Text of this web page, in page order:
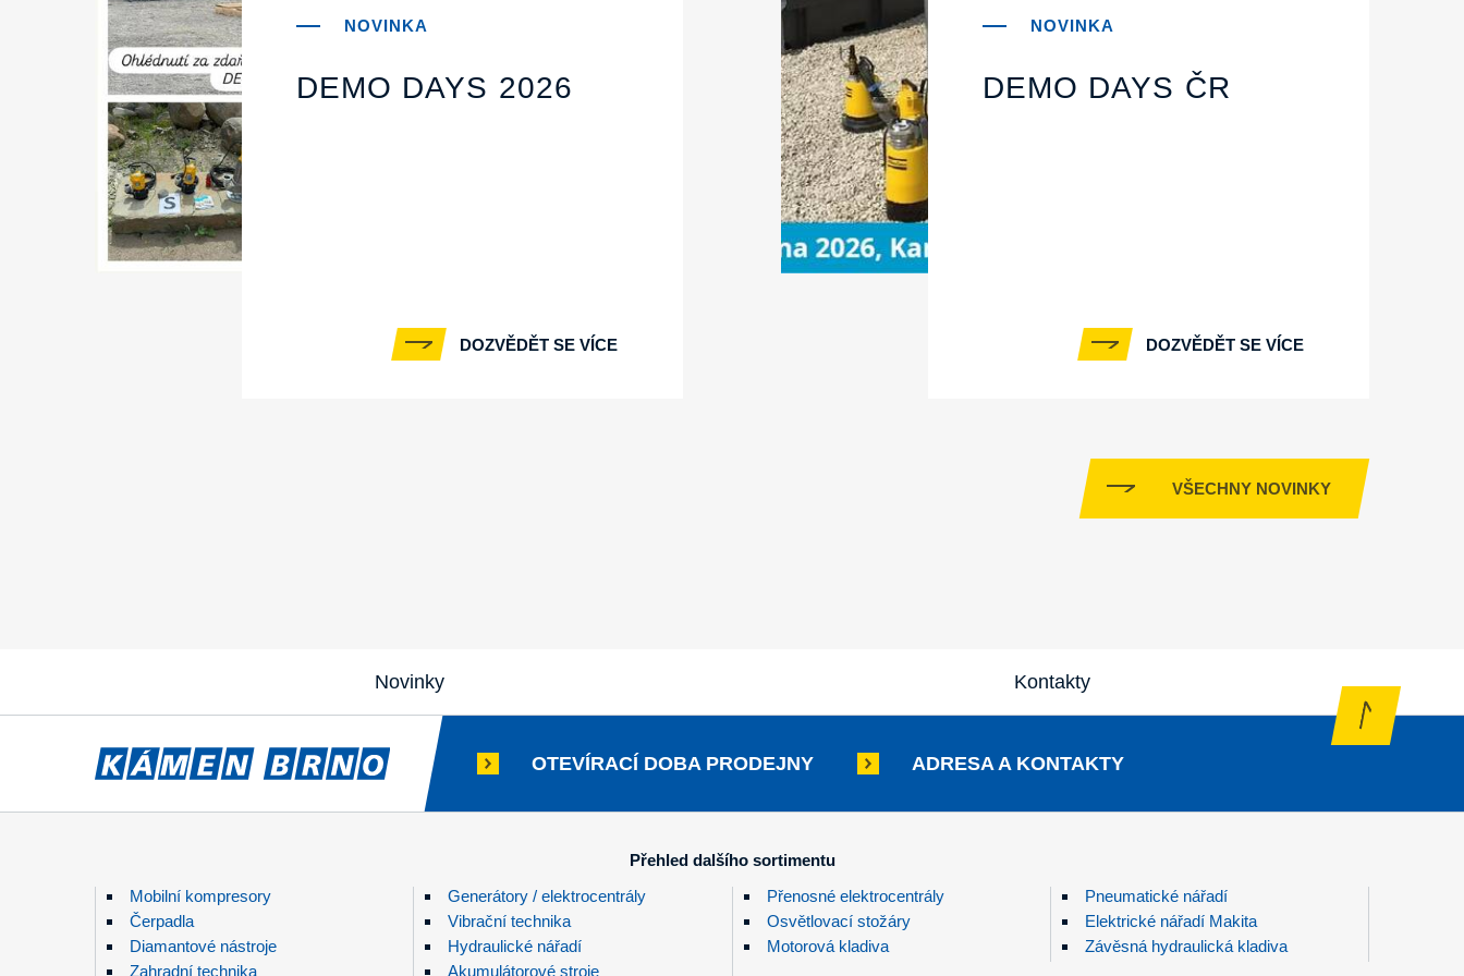
DEMO DAYS 2026
DOZVĚDĚT SE VÍCE
DEMO DAYS ČR
DOZVĚDĚT SE VÍCE
VŠECHNY NOVINKY
Novinky Kontakty
OTEVÍRACÍ DOBA PRODEJNY ADRESA A KONTAKTY
Přehled dalšího sortimentu
Mobilní kompresory
Generátory / elektrocentrály Přenosné elektrocentrály
Pneumatické nářadí
Čerpadla
Vibrační technika Osvětlovací stožáry
Elektrické nářadí Makita
Diamantové nástroje
Hydraulické nářadí Motorová kladiva
Závěsná hydraulická kladiva
Zahradní technika
Akumulátorové stroje